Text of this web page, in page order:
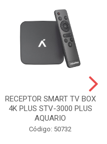
RECEPTOR SMART TV BOX
4K PLUS STV-3000 PLUS
AQUARIO
Código: 50732